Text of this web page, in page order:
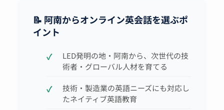
📝 阿南からオンライン英会話を選ぶポ
イント
LED発明の地・阿南から、次世代の技
術者・グローバル人材を育てる
技術・製造業の英語ニーズにも対応し
たネイティブ英語教育